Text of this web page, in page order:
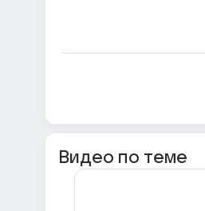
Видео по теме